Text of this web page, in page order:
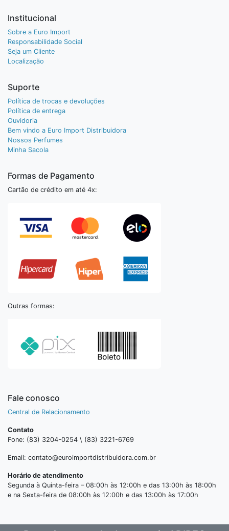
Institucional
Sobre a Euro Import
Responsabilidade Social
Seja um Cliente
Localização
Suporte
Política de trocas e devoluções
Política de entrega
Ouvidoria
Bem vindo a Euro Import Distribuidora
Nossos Perfumes
Minha Sacola
Formas de Pagamento
Cartão de crédito em até 4x:
Outras formas:
Fale conosco
Central de Relacionamento
Contato
Fone: (83) 3204-0254 \ (83) 3221-6769
Email: contato@euroimportdistribuidora.com.br
Horário de atendimento
Segunda à Quinta-feira – 08:00h às 12:00h e das 13:00h às 18:00h
e na Sexta-feira de 08:00h às 12:00h e das 13:00h às 17:00h